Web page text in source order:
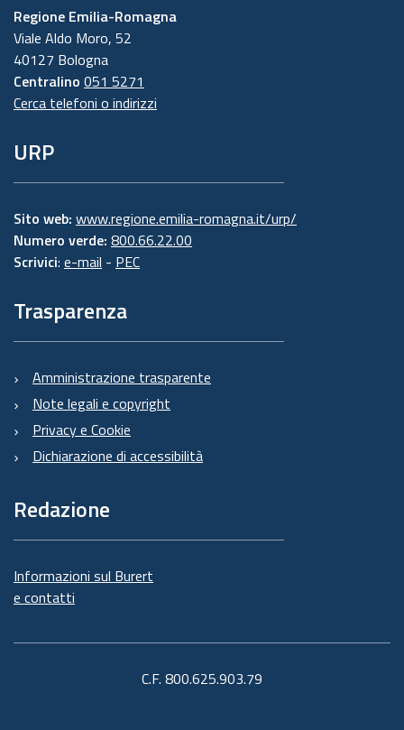
Regione Emilia-Romagna
Viale Aldo Moro, 52
40127 Bologna
Centralino 051 5271
Cerca telefoni o indirizzi
URP
Sito web: www.regione.emilia-romagna.it/urp/
Numero verde: 800.66.22.00
Scrivici: e-mail - PEC
Trasparenza
Amministrazione trasparente
Note legali e copyright
Privacy e Cookie
Dichiarazione di accessibilità
Redazione
Informazioni sul Burert
e contatti
C.F. 800.625.903.79